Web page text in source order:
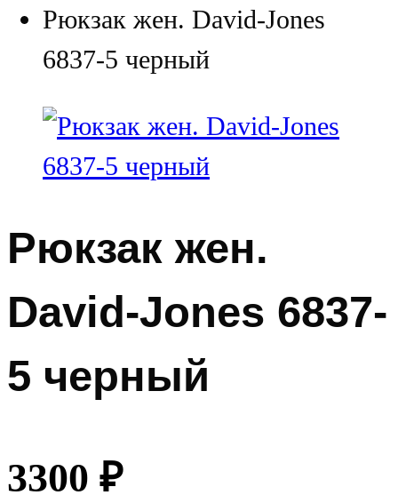
Рюкзак жен. David-Jones
6837-5 черный
Рюкзак жен.
David-Jones 6837-
5 черный
3300 ₽